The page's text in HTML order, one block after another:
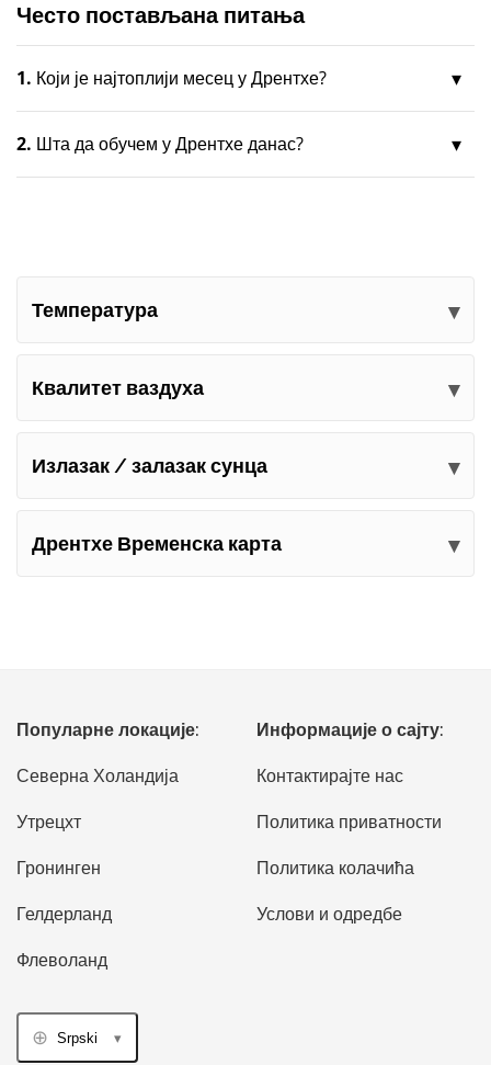
Често постављана питања
1. Који је најтоплији месец у Дрентхе?
2. Шта да обучем у Дрентхе данас?
Температура
Квалитет ваздуха
Излазак / залазак сунца
Дрентхе Временска карта
Популарне локације:
Северна Холандија
Утрецхт
Гронинген
Гелдерланд
Флеволанд
Информације о сајту:
Контактирајте нас
Политика приватности
Политика колачића
Услови и одредбе
Srpski